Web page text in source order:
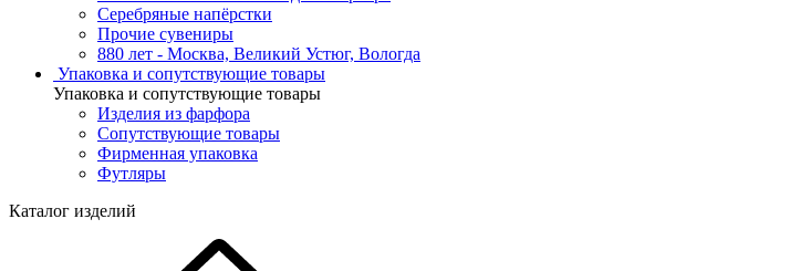
Серебряные напёрстки
Прочие сувениры
880 лет - Москва, Великий Устюг, Вологда
Упаковка и сопутствующие товары
Упаковка и сопутствующие товары
Изделия из фарфора
Сопутствующие товары
Фирменная упаковка
Футляры
Каталог изделий